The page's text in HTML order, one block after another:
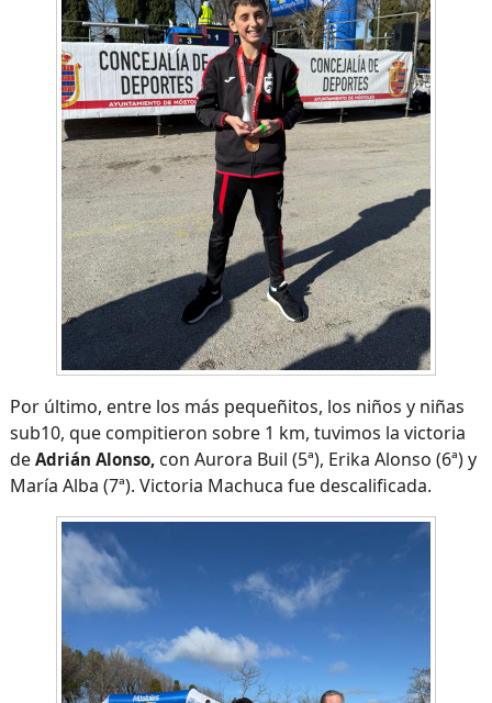
Por último, entre los más pequeñitos, los niños y niñas
sub10, que compitieron sobre 1 km, tuvimos la victoria
de Adrián Alonso,con Aurora Buil (5ª), Erika Alonso (6ª) y
María Alba (7ª). Victoria Machuca fue descalificada.